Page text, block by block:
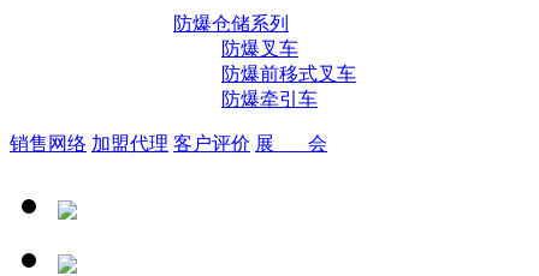
防爆仓储系列
防爆叉车
防爆前移式叉车
防爆牵引车
销售网络 加盟代理 客户评价 展 会